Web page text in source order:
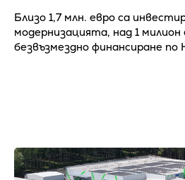
Близо 1,7 млн. евро са
модернизацията, над 1
безвъзмездно финансиране